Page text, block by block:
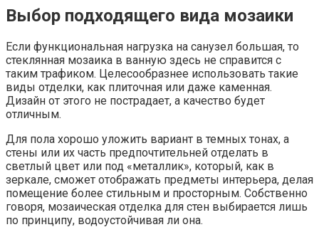
Выбор подходящего вида мозаики
Если функциональная нагрузка на санузел большая, то
стеклянная мозаика в ванную здесь не справится с
таким трафиком. Целесообразнее использовать такие
виды отделки, как плиточная или даже каменная.
Дизайн от этого не пострадает, а качество будет
отличным.
Для пола хорошо уложить вариант в темных тонах, а
стены или их часть предпочтительней отделать в
светлый цвет или под «металлик», который, как в
зеркале, сможет отображать предметы интерьера, делая
помещение более стильным и просторным. Собственно
говоря, мозаическая отделка для стен выбирается лишь
по принципу, водоустойчивая ли она.